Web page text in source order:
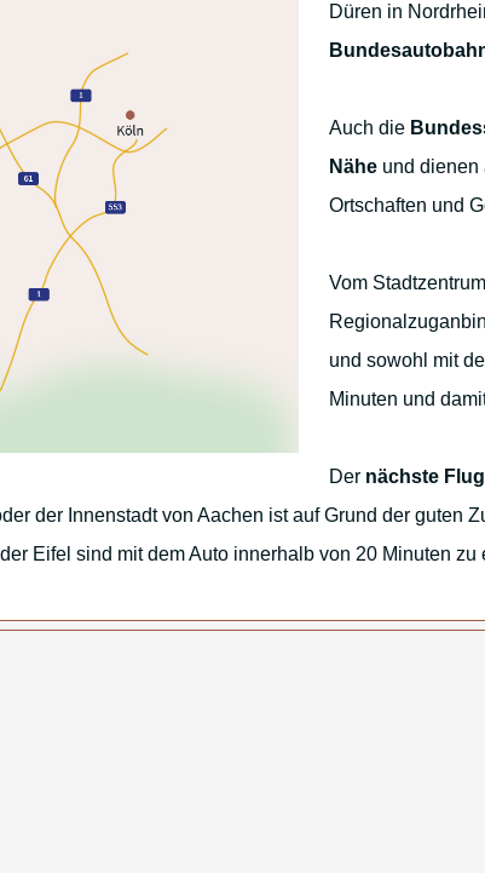
Düren in
Auch die
Nähe und dienen
Ortschaften und
Vom
und sowohl mit
Minuten und
Der nächste
der Innenstadt von Aachen ist auf Grund der guten
Eifel sind mit dem Auto innerhalb von 20 Minuten zu